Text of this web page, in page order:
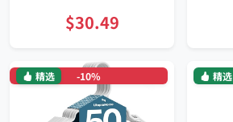
$30.49
-10%
精选 精选